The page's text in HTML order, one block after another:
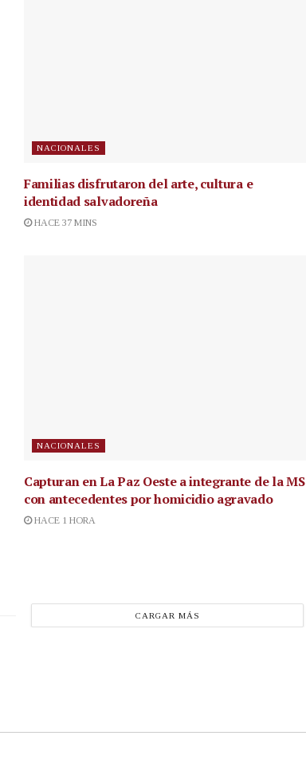
NACIONALES
Familias disfrutaron del arte, cultura e
identidad salvadoreña
HACE 37 MINS
NACIONALES
Capturan en La Paz Oeste a integrante de la MS
con antecedentes por homicidio agravado
HACE 1 HORA
CARGAR MÁS